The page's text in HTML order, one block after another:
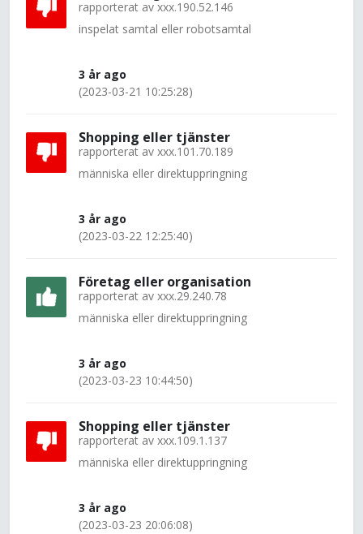
rapporterat av xxx.190.52.146
inspelat samtal eller robotsamtal
3 år ago
(2023-03-21 10:25:28)
Shopping eller tjänster
rapporterat av xxx.101.70.189
människa eller direktuppringning
3 år ago
(2023-03-22 12:25:40)
Företag eller organisation
rapporterat av xxx.29.240.78
människa eller direktuppringning
3 år ago
(2023-03-23 10:44:50)
Shopping eller tjänster
rapporterat av xxx.109.1.137
människa eller direktuppringning
3 år ago
(2023-03-23 20:06:08)